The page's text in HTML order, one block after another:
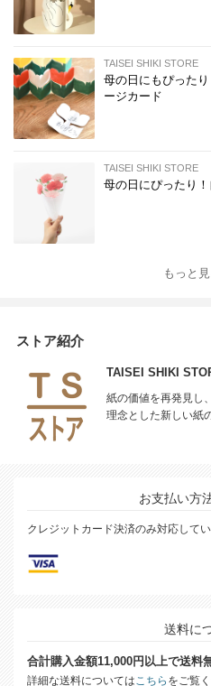
TAISEI SHIKI STORE
母の日にもぴった
ージカード
TAISEI SHIKI STORE
母の日にぴったり
もっと
ストア紹介
TAISEI SHIKI
紙の価値を再発見し
理念とした新しい紙の
お支払い方
クレジットカード決済のみ対応してい
送料に
合計購入金額11,000円以上で送料
詳細な送料については こちら をご覧く